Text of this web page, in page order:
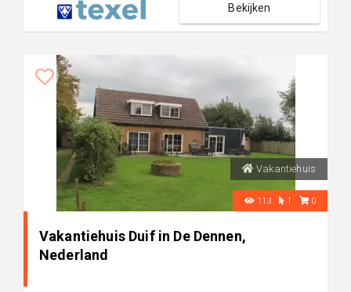
Bekijken
Vakantiehuis
113 1 0
Vakantiehuis Duif in De Dennen,
Nederland